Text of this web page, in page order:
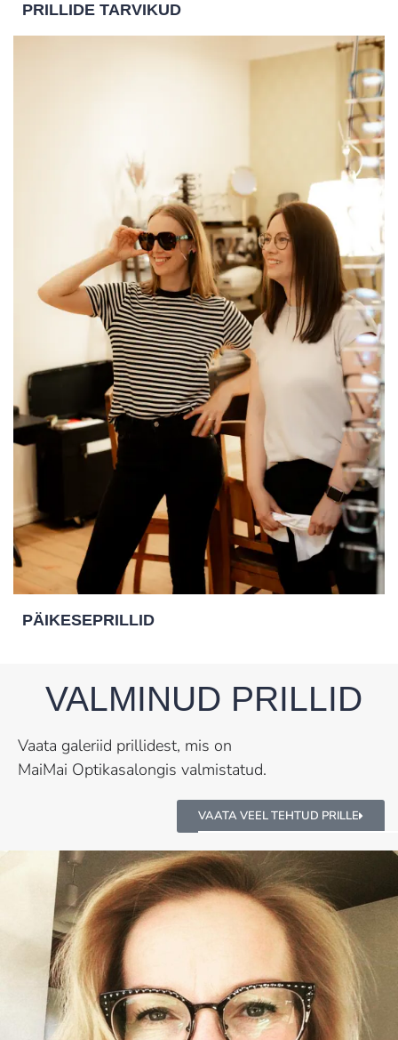
PRILLIDE TARVIKUD
PÄIKESEPRILLID
VALMINUD PRILLID
Vaata galeriid prillidest, mis on
MaiMai Optikasalongis valmistatud.
VAATA VEEL TEHTUD PRILLE